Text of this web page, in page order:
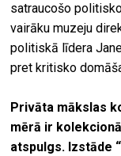
satraucošo
vairāku muzeju
politiskā līdera
pret kritisko
Privāta mākslas
mērā ir
atspulgs. Izstāde